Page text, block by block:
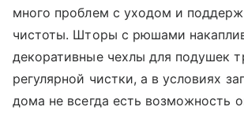
много проблем с уходом и
чистоты. Шторы с рюшами
декоративные чехлы для подушек
регулярной чистки, а в условиях
дома не всегда есть возможность